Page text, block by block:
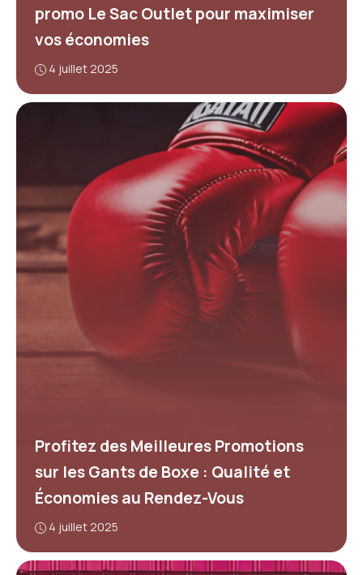
promo Le Sac Outlet pour maximiser
vos économies
4 juillet 2025
Profitez des Meilleures Promotions
sur les Gants de Boxe : Qualité et
Économies au Rendez-Vous
4 juillet 2025